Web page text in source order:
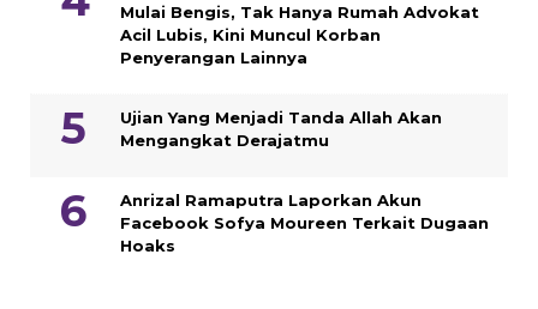
Mulai Bengis, Tak Hanya Rumah Advokat
Acil Lubis, Kini Muncul Korban
Penyerangan Lainnya
Ujian Yang Menjadi Tanda Allah Akan
Mengangkat Derajatmu
Anrizal Ramaputra Laporkan Akun
Facebook Sofya Moureen Terkait Dugaan
Hoaks